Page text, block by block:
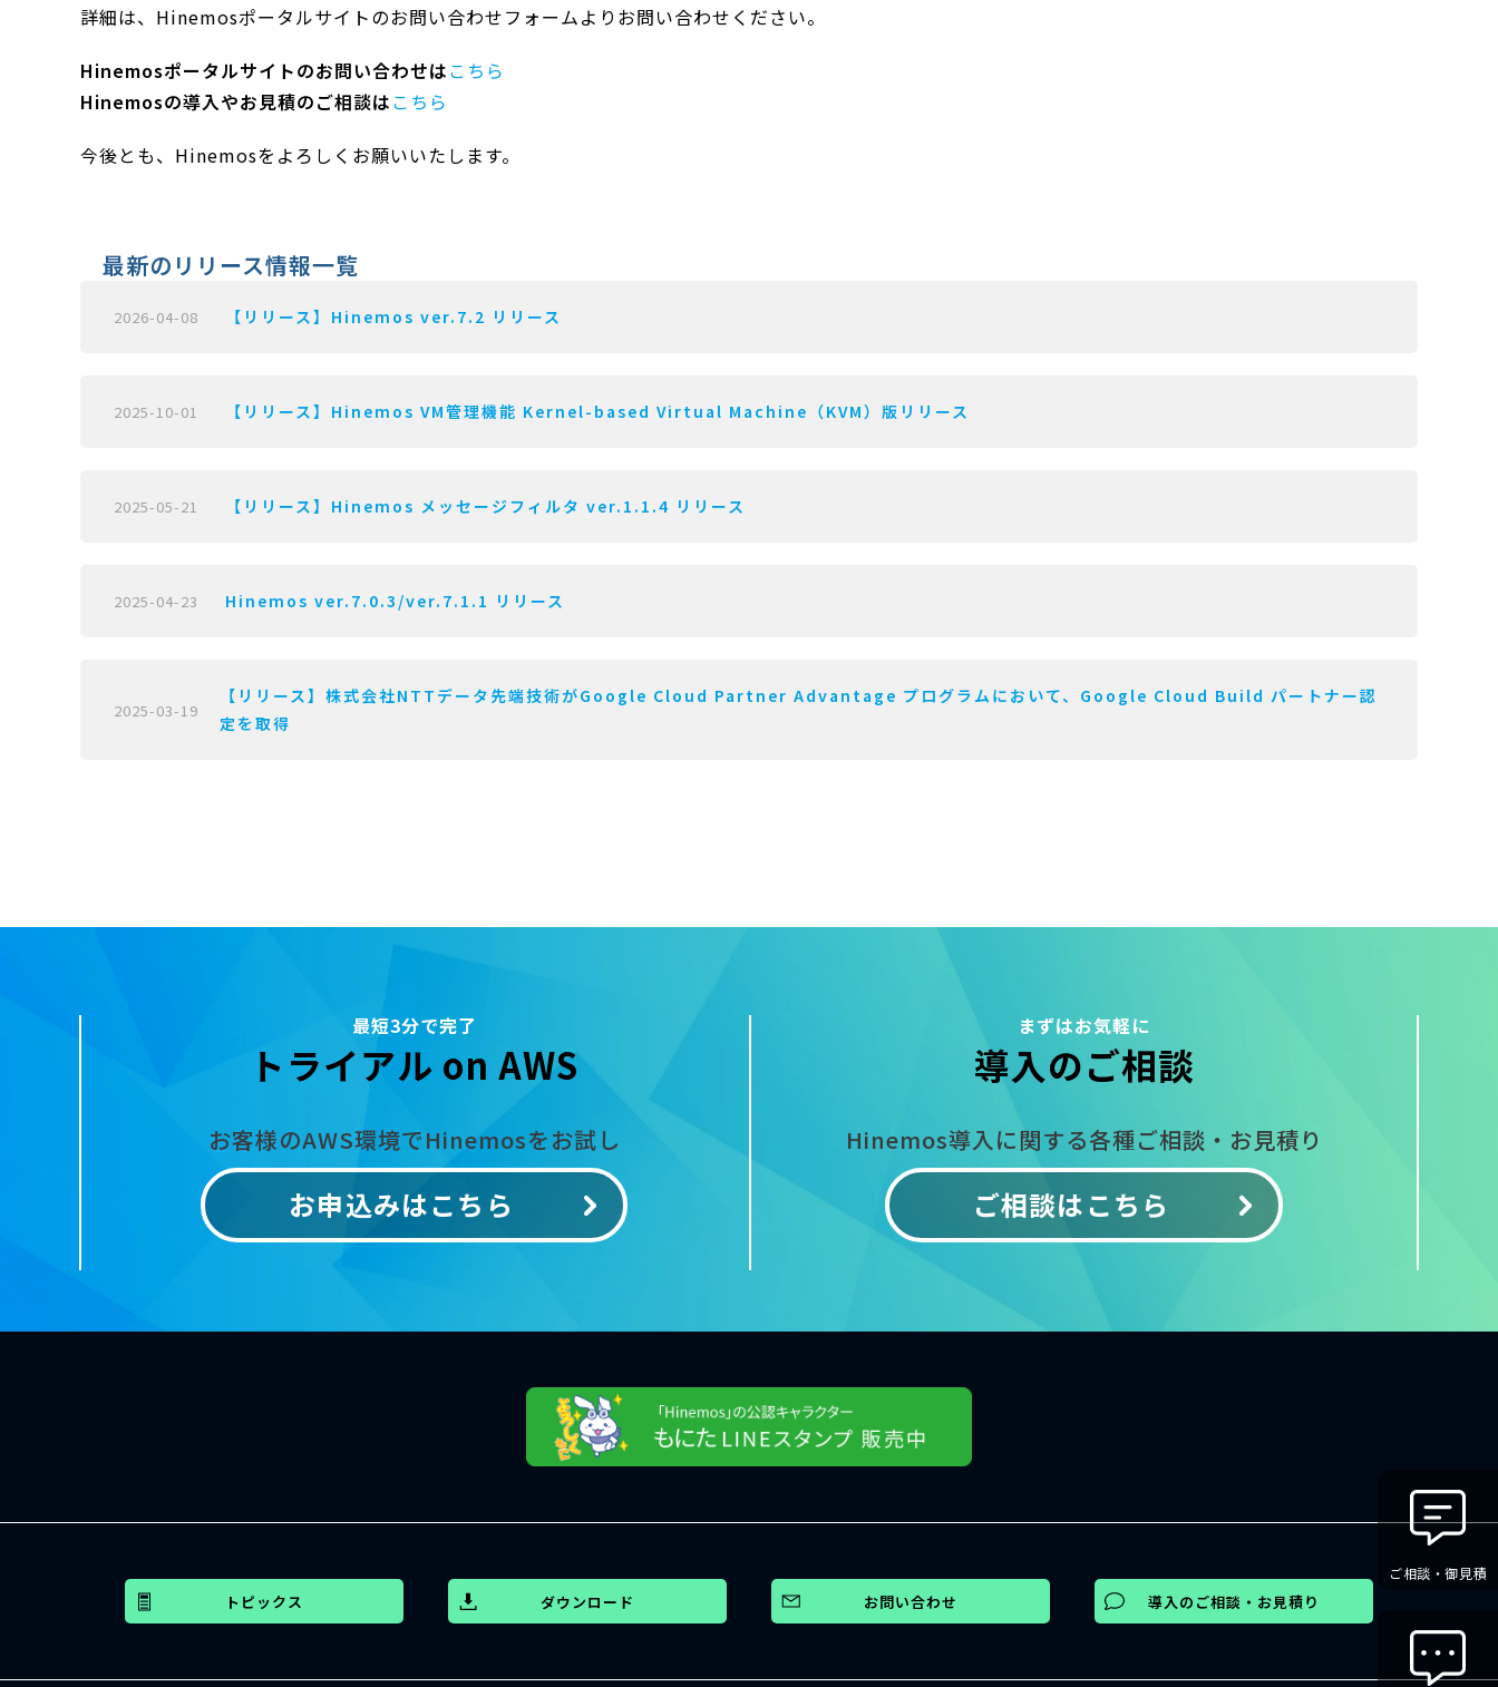
詳細は、Hinemosポータルサイトのお問い合わせフォームよりお問い合わせください。
Hinemosポータルサイトのお問い合わせはこちら
Hinemosの導入やお見積のご相談はこちら
今後とも、Hinemosをよろしくお願いいたします。
最新のリリース情報一覧
2026-04-08 【リリース】Hinemos ver.7.2 リリース
2025-10-01 【リリース】Hinemos VM管理機能 Kernel-based Virtual Machine（KVM）版リリース
2025-05-21 【リリース】Hinemos メッセージフィルタ ver.1.1.4 リリース
2025-04-23 Hinemos ver.7.0.3/ver.7.1.1 リリース
2025-03-19
【リリース】株式会社NTTデータ先端技術がGoogle Cloud Partner Advantage プログラムにおいて、Google Cloud Build パートナー認
定を取得
最短3分で完了
トライアル on AWS
お客様のAWS環境でHinemosをお試し
お申込みはこちら
まずはお気軽に
導入のご相談
Hinemos導入に関する各種ご相談・お見積り
ご相談はこちら
トピックス ダウンロード お問い合わせ 導入のご相談・お見積り
ご相談・御見積